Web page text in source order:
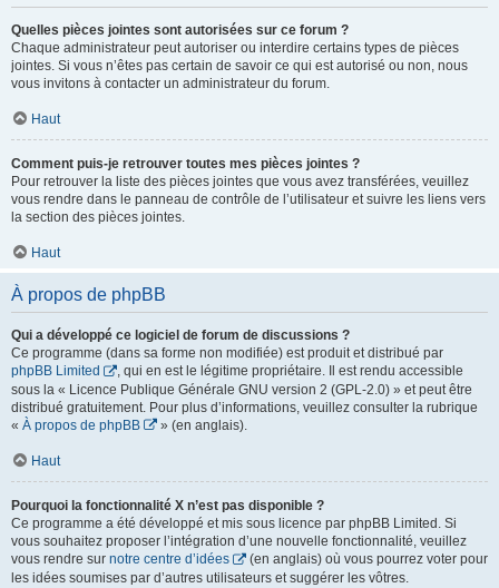
Quelles pièces jointes sont autorisées sur ce forum ?
Chaque administrateur peut autoriser ou interdire certains types de pièces
jointes. Si vous n’êtes pas certain de savoir ce qui est autorisé ou non, nous
vous invitons à contacter un administrateur du forum.
Haut
Comment puis-je retrouver toutes mes pièces jointes ?
Pour retrouver la liste des pièces jointes que vous avez transférées, veuillez
vous rendre dans le panneau de contrôle de l’utilisateur et suivre les liens vers
la section des pièces jointes.
Haut
À propos de phpBB
Qui a développé ce logiciel de forum de discussions ?
Ce programme (dans sa forme non modifiée) est produit et distribué par
phpBB Limited
, qui en est le légitime propriétaire. Il est rendu accessible
sous la « Licence Publique Générale GNU version 2 (GPL-2.0) » et peut être
distribué gratuitement. Pour plus d’informations, veuillez consulter la rubrique
« À propos de phpBB » (en anglais).
Haut
Pourquoi la fonctionnalité X n’est pas disponible ?
Ce programme a été développé et mis sous licence par phpBB Limited. Si
vous souhaitez proposer l’intégration d’une nouvelle fonctionnalité, veuillez
vous rendre sur notre centre d’idées
(en anglais) où vous pourrez voter pour
les idées soumises par d’autres utilisateurs et suggérer les vôtres.